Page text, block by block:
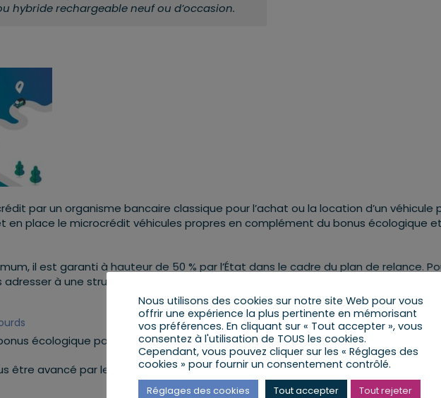
hybride rechargeable neuf ou d’occasion.
par un organisme bancaire classique pour l’achat ou la location d’un véhicule
en place le microcrédit véhicules propres en complément du bonus écologique
il est garanti à hauteur de 50 % par l’État dans le cadre du plan de relance.
à une structure d’accompagnement social qui vous assistera dans votre
écologique pour l’achat ou la location d’un poids lourd, autobus ou autocar :
être avancé par le vendeur ou le loueur du véhicule, au moment de son acquisition
Nous utilisons des cookies sur notre site Web pour vous
offrir une expérience la plus pertinente en mémorisant
vos préférences. En cliquant sur « Tout accepter », vous
consentez à l'utilisation de TOUS les cookies.
Cependant, vous pouvez cliquer sur les « Réglages des
cookies » pour fournir un consentement contrôlé.
Réglages des cookies Tout accepter Tout rejeter